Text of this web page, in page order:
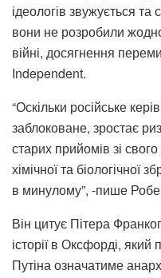
ідеологів звужується та
вони не розробили
війні, досягнення
Independent.
“Оскільки російське
заблоковане, зростає
старих прийомів зі
хімічної та біологічної
в минулому”, -пише
Він цитує Пітера
історії в Оксфорді,
Путіна означатиме